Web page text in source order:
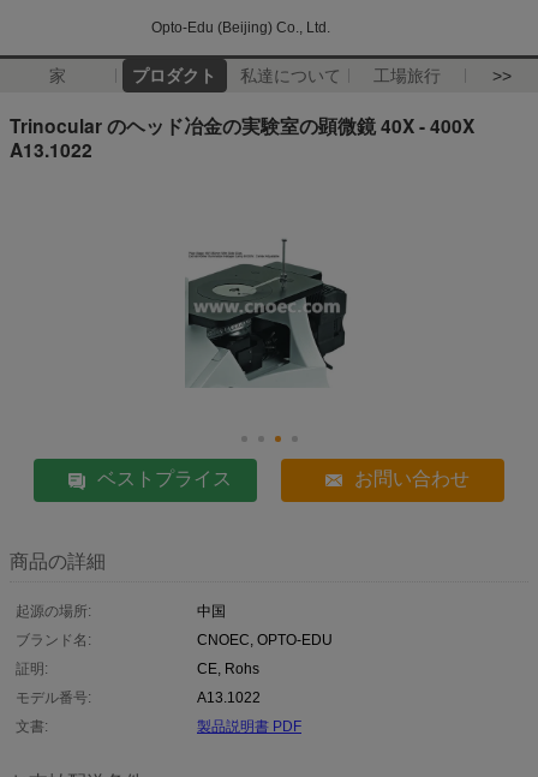
Opto-Edu (Beijing) Co., Ltd.
家 プロダクト 私達について 工場旅行 >>
Trinocular のヘッド冶金の実験室の顕微鏡 40X - 400X
A13.1022
ベストプライス お問い合わせ
商品の詳細
起源の場所:
中国
ブランド名:
CNOEC, OPTO-EDU
証明:
CE, Rohs
モデル番号:
A13.1022
文書:
製品説明書 PDF